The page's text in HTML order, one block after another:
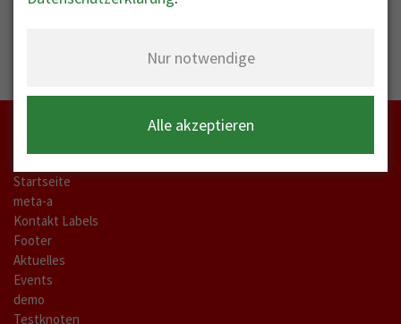
Startseite
meta-a
Kontakt Labels
Footer
Aktuelles
Events
demo
Testknoten
Nur notwendige
Alle akzeptieren